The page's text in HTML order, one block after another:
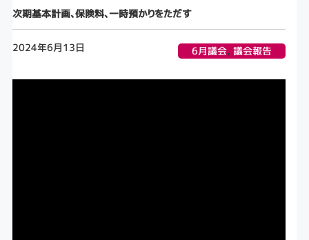
次期基本計画、保険料、一時預かりをただす
2024年6月13日 6月議会, 議会報告